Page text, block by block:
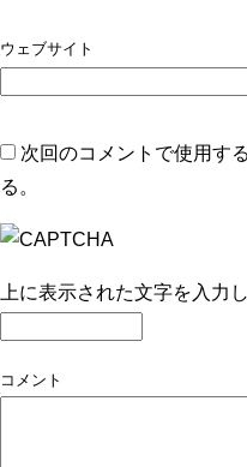
ウェブサイト
次回のコメントで使用す
る。
上に表示された文字を入力
コメント